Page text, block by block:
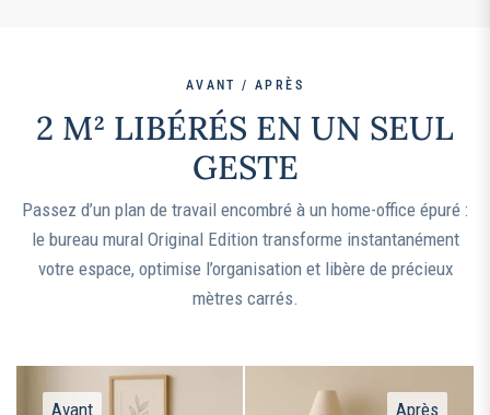
AVANT / APRÈS
2 M² LIBÉRÉS EN UN SEUL
GESTE
Passez d’un plan de travail encombré à un home-office épuré :
le bureau mural Original Edition transforme instantanément
votre espace, optimise l’organisation et libère de précieux
mètres carrés.